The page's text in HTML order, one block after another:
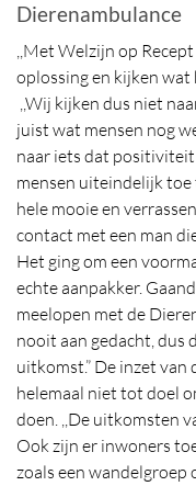
Dierenambulance
,,Met Welzijn op
oplossing en kijken wat
,,Wij kijken dus niet
juist wat mensen nog
naar iets dat
mensen uiteindelijk
hele mooie en
contact met een man
Het ging om een
echte aanpakker.
meelopen met de
nooit aan gedacht, dus
uitkomst.” De inzet van
helemaal niet tot doel
doen. ,,De uitkomsten
Ook zijn er inwoners
zoals een wandelgroep